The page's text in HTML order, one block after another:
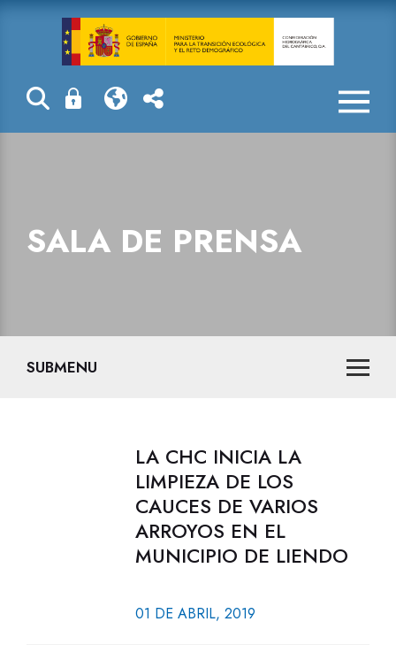
Sala de prensa
SALA DE PRENSA
SUBMENU
LA CHC INICIA LA
LIMPIEZA DE LOS
CAUCES DE VARIOS
ARROYOS EN EL
MUNICIPIO DE LIENDO
01 DE ABRIL, 2019